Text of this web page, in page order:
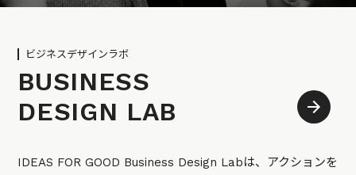
ビジネスデザインラボ
BUSINESS
DESIGN LAB
IDEAS FOR GOOD Business Design Labは、アクションを